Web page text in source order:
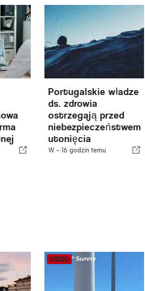
Portugalskie władze
ds. zdrowia
ostrzegają przed
niebezpieczeństwem
utonięcia
W -16 godzin temu